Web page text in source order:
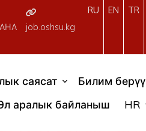
job.oshsu.kg
RU EN TR
саясат Билим берүү
аралык байланыш
HR